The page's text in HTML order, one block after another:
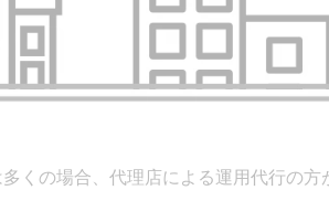
くの場合、代理店による運用代行の方